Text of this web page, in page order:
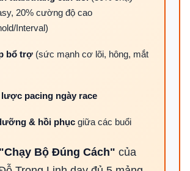
20% cường độ cao
Interval)
bổ trợ (sức mạnh cơ lõi, hông, mắt
pacing ngày race
& hồi phục giữa các buổi
"Chạy Bộ Đúng Cách" của